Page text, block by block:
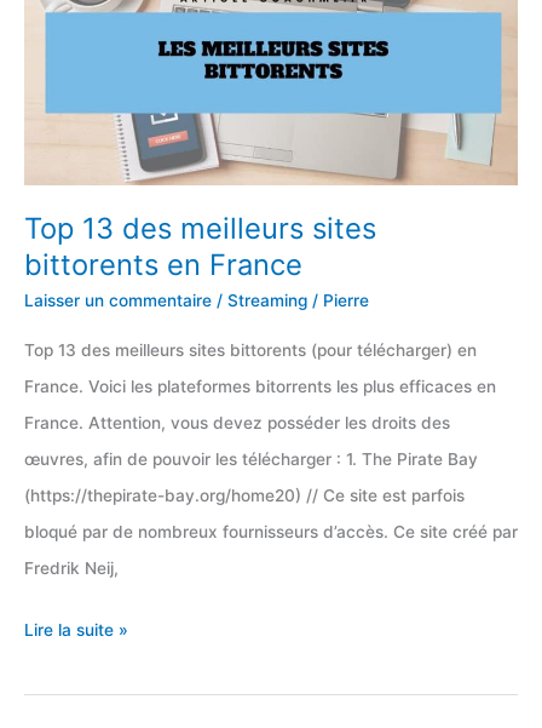
droits
Top 13 des meilleurs sites
bittorents en France
Laisser un commentaire / Streaming / Pierre
Top 13 des meilleurs sites bittorents (pour télécharger) en
France. Voici les plateformes bitorrents les plus efficaces en
France. Attention, vous devez posséder les droits des
œuvres, afin de pouvoir les télécharger : 1. The Pirate Bay
(https://thepirate-bay.org/home20) // Ce site est parfois
bloqué par de nombreux fournisseurs d’accès. Ce site créé par
Fredrik Neij,
Top
des
Lire la suite »